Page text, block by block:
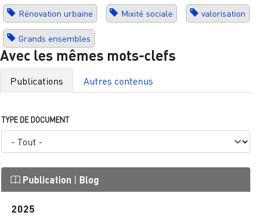
Rénovation urbaine Mixité sociale valorisation
Grands ensembles
Avec les mêmes mots-clefs
Publications Autres contenus
TYPE DE DOCUMENT
Publication | Blog
2025